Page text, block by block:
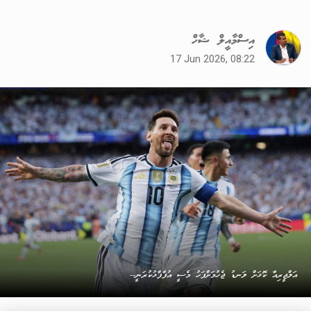
އިސްމާއީލް ޝާހް
17 Jun 2026, 08:22
އަލްޖީރިއާ ކޮޅަށް ލަނޑު ޖެހުމަށްފަހު މެސީ އުފާފާޅުކުރަނީ--